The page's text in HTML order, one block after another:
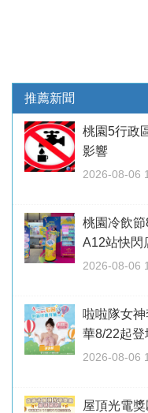
推薦新聞
桃園5行政
影響
2026-08-06
桃園冷飲
A12站快閃
2026-08-06
啦啦隊女
華8/22起登
2026-08-06
屋頂光電